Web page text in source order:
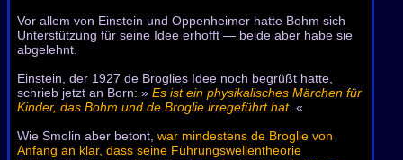
Vor allem von Einstein und Oppenheimer hatte Bohm sich
Unterstützung für seine Idee erhofft — beide aber habe sie
abgelehnt.
Einstein, der 1927 de Broglies Idee noch begrüßt hatte,
schrieb jetzt an Born: » Es ist ein physikalisches Märchen für
Kinder, das Bohm und de Broglie irregeführt hat. «
Wie Smolin aber betont, war mindestens de Broglie von
Anfang an klar, dass seine Führungswellentheorie